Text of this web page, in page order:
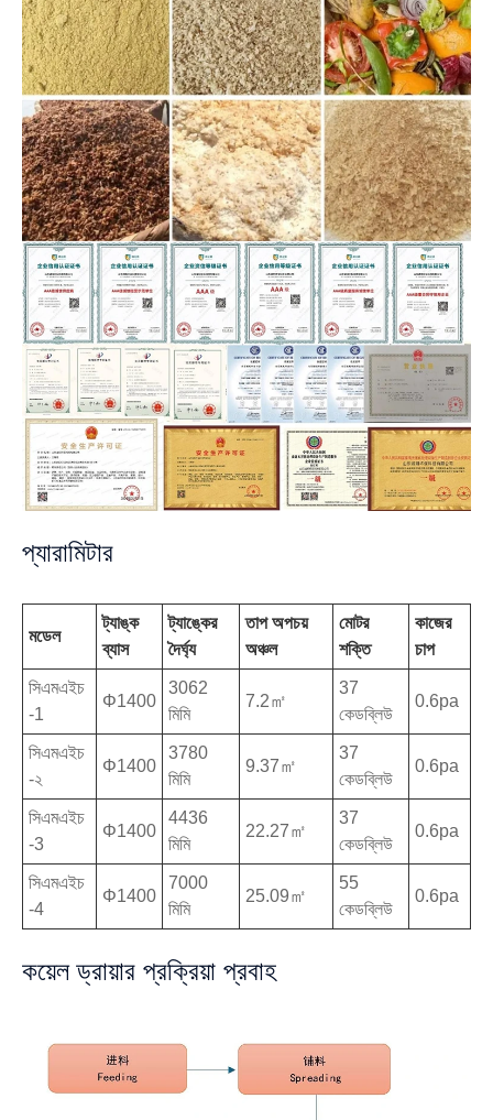
প্যারামিটার
মডেল
ট্যাঙ্ক
ব্যাস
ট্যাঙ্কের
দৈর্ঘ্য
তাপ অপচয়
অঞ্চল
মোটর
শক্তি
কাজের
চাপ
সিএমএইচ
-1
Φ1400
3062
মিমি
7.2㎡
37
কেডব্লিউ
0.6pa
সিএমএইচ
-২
Φ1400
3780
মিমি
9.37㎡
37
কেডব্লিউ
0.6pa
সিএমএইচ
-3
Φ1400
4436
মিমি
22.27㎡
37
কেডব্লিউ
0.6pa
সিএমএইচ
-4
Φ1400
7000
মিমি
25.09㎡
55
কেডব্লিউ
0.6pa
কয়েল ড্রায়ার প্রক্রিয়া প্রবাহ